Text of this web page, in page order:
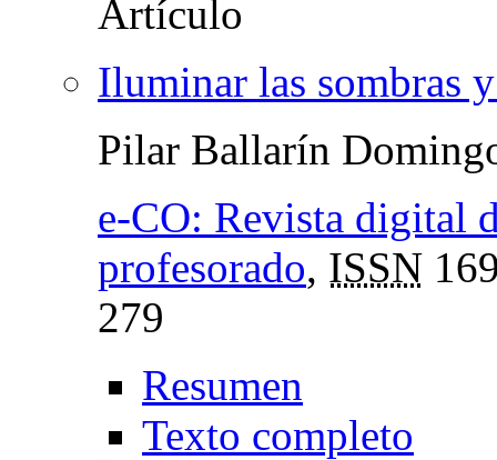
Iluminar las sombras
Pilar Ballarín
e-CO: Revista digital
profesorado, ISSN
279
Resumen
Texto completo